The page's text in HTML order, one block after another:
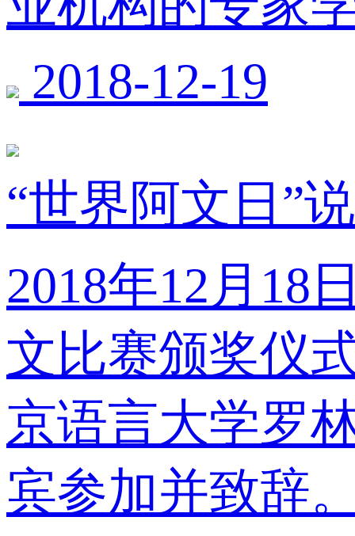
2018-12-19
“世界阿文日”
2018年12月18
文比赛颁奖仪
京语言大学罗
宾参加并致辞